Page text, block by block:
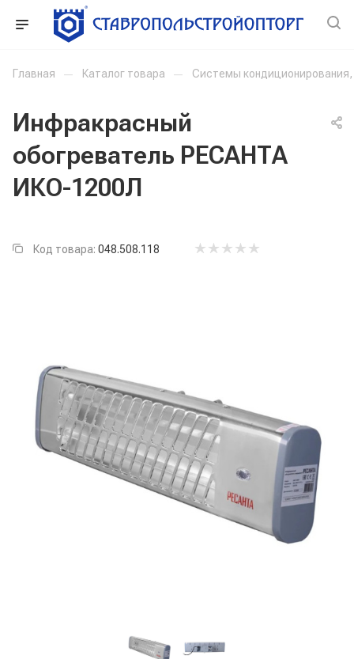
Главная — Каталог товара — Системы
Инфракрасный
обогреватель РЕСАНТА
ИКО-1200Л
Код товара: 048.508.118